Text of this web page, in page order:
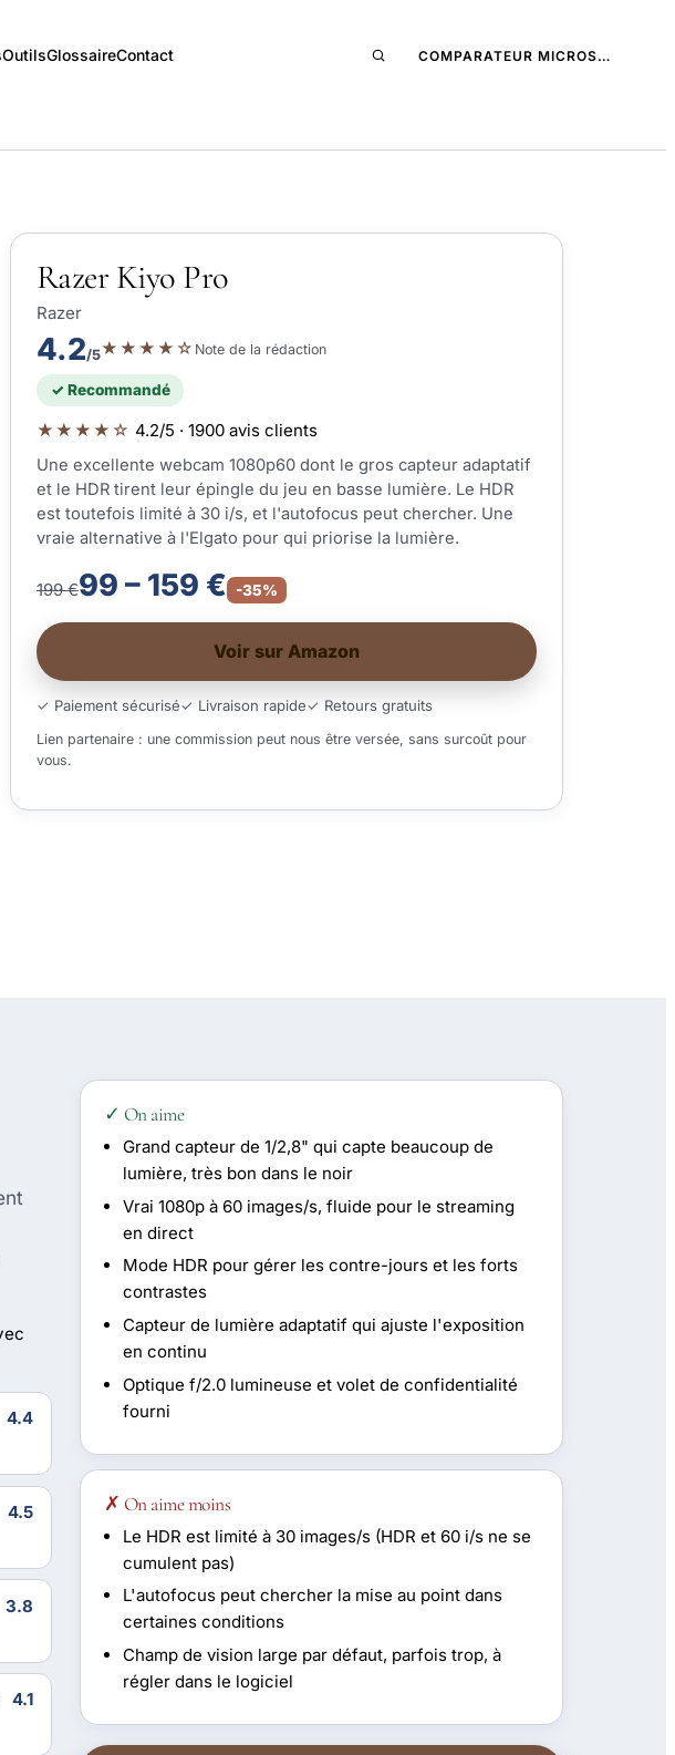
OutilsGlossaireContact COMPARATEUR MICROS…
Razer Kiyo Pro
Razer
4.2/5★★★★☆ Note de la rédaction
✓ Recommandé
★★★★☆ 4.2/5 · 1900 avis clients
Une excellente webcam 1080p60 dont le gros capteur adaptatif
et le HDR tirent leur épingle du jeu en basse lumière. Le HDR
est toutefois limité à 30 i/s, et l'autofocus peut chercher. Une
vraie alternative à l'Elgato pour qui priorise la lumière.
199 €99 – 159 € -35%
Voir sur Amazon
✓ Paiement sécurisé✓ Livraison rapide✓ Retours gratuits
Lien partenaire : une commission peut nous être versée, sans surcoût pour
vous.
4.4
4.5
3.8
4.1
✓ On aime
Grand capteur de 1/2,8" qui capte beaucoup de
lumière, très bon dans le noir
Vrai 1080p à 60 images/s, fluide pour le streaming
en direct
Mode HDR pour gérer les contre-jours et les forts
contrastes
Capteur de lumière adaptatif qui ajuste l'exposition
en continu
Optique f/2.0 lumineuse et volet de confidentialité
fourni
✗ On aime moins
Le HDR est limité à 30 images/s (HDR et 60 i/s ne se
cumulent pas)
L'autofocus peut chercher la mise au point dans
certaines conditions
Champ de vision large par défaut, parfois trop, à
régler dans le logiciel